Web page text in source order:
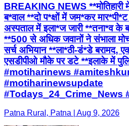
BREAKING NEWS **मोतिहारी में
ब*वाल **दो प*क्षों में जम*कर
अस्पताल में इला*ज जारी **तना*व के
**500 से अधिक जवानों ने संभाला
सर्च अभियान **ला*ठी-डं*डे बरामद,
एसडीपीओ मौके पर डटे **इलाके में
#motiharinews
#motiharinewsupdate
#Todays_24_Crime_News
Patna Rural, Patna | Aug 9, 2026